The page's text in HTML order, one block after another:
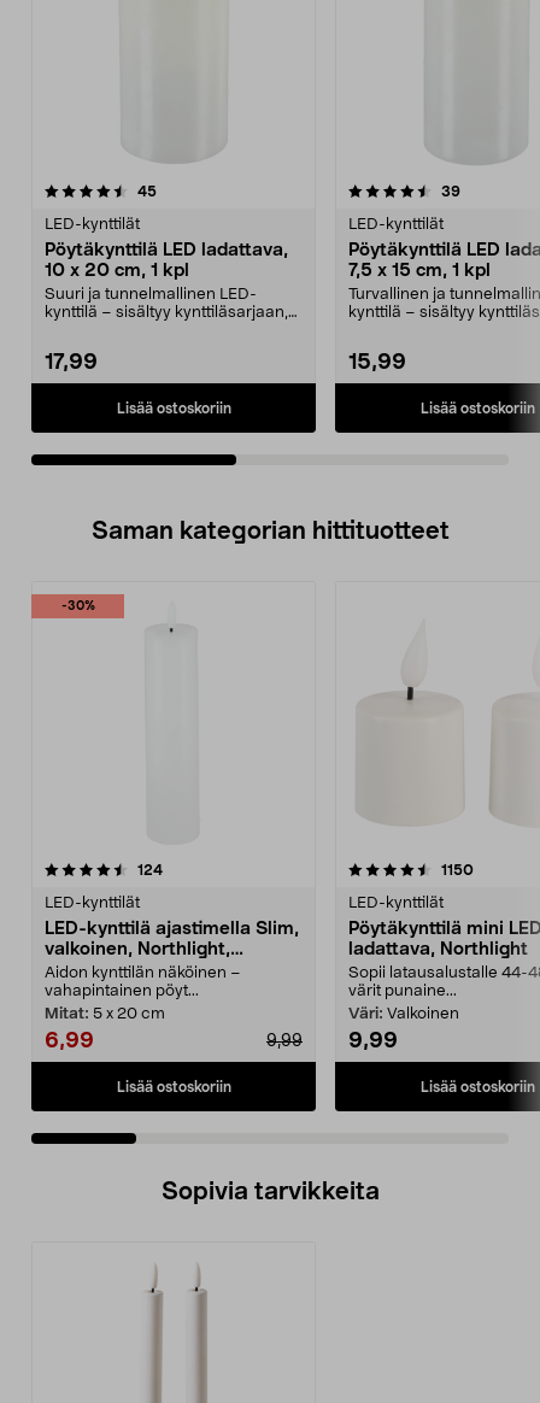
45arvostelut
LED-kynttilät
Pöytäkynttilä LED ladattava,
10 x 20 cm, 1 kpl
Suuri ja tunnelmallinen LED-
kynttilä – sisältyy kynttiläsarjaan,
17,99
Lisää ostoskoriin
4.5viidestä
39arvostelut
LED-kynttilät
Pöytäkynttilä LED
7,5 x 15 cm, 1 kpl
Turvallinen ja
kynttilä – sisältyy
15,99
Lisää ostoskoriin
4.5viidestä
Saman kategorian hittituotteet
-30%
124arvostelut
LED-kynttilät
LED-kynttilä ajastimella Slim,
valkoinen, Northlight,
halkaisija 5 cm
Aidon kynttilän näköinen –
vahapintainen pöyt...
Mitat: 5 x 20 cm
6,99 9,99
Lisää ostoskoriin
4.5 viidestä
1150
LED-kynttilät
Pöytäkynttilä mini
ladattava, Northlight
Sopii latausalustalle 44-
värit punaine...
Väri: Valkoinen
9,99
Lisää ostoskoriin
4.5 viidestä
Sopivia tarvikkeita